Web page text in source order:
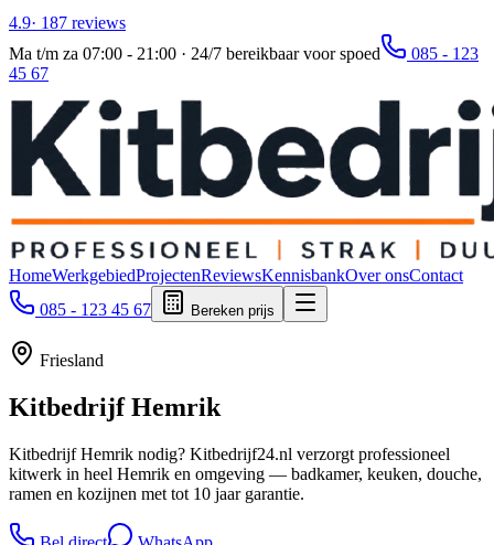
4.9· 187 reviews
Ma t/m za 07:00 - 21:00 · 24/7 bereikbaar voor spoed
085 - 123
45 67
HomeWerkgebiedProjectenReviewsKennisbankOver onsContact
085 - 123 45 67
Bereken prijs
Friesland
KitbedrijfHemrik
Kitbedrijf Hemrik nodig? Kitbedrijf24.nl verzorgt professioneel
kitwerk in heel Hemrik en omgeving — badkamer, keuken, douche,
ramen en kozijnen met tot 10 jaar garantie.